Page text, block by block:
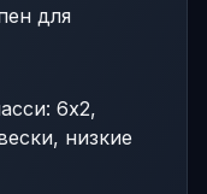
для
6x2,
низкие